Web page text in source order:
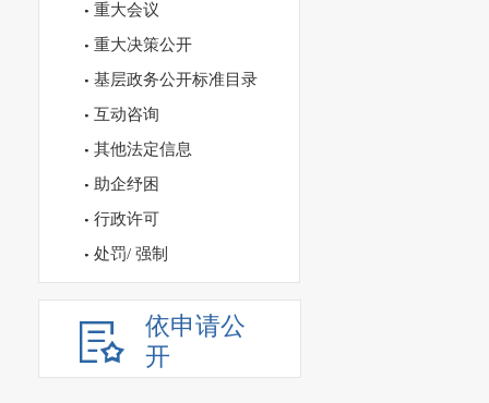
重大会议
重大决策公开
基层政务公开标准目录
互动咨询
其他法定信息
助企纾困
行政许可
处罚/ 强制
依申请公
开